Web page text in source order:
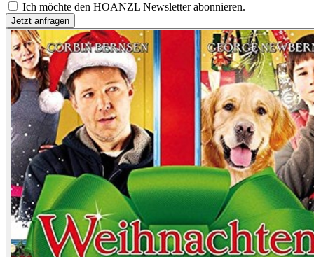
Ich möchte den HOANZL Newsletter abonnieren.